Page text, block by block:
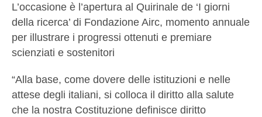
L’occasione è l’apertura al Quirinale de ‘I giorni
della ricerca’ di Fondazione Airc, momento annuale
per illustrare i progressi ottenuti e premiare
scienziati e sostenitori
“Alla base, come dovere delle istituzioni e nelle
attese degli italiani, si colloca il diritto alla salute
che la nostra Costituzione definisce diritto